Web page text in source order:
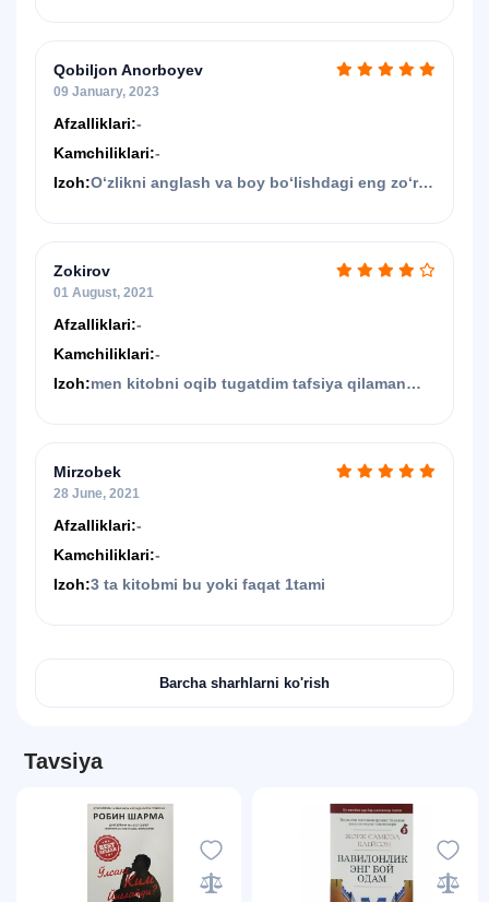
бугун олиб келинди лекин 2 та китоб ўрнига
1 та китоб олиб келди.
Qobiljon Anorboyev
09 January, 2023
Afzalliklari:-
Kamchiliklari:-
Izoh:Oʻzlikni anglash va boy boʻlishdagi eng zoʻr
Zokirov
01 August, 2021
Afzalliklari:-
Kamchiliklari:-
Izoh:men kitobni oqib tugatdim tafsiya qilaman
Mirzobek
28 June, 2021
Afzalliklari:-
Kamchiliklari:-
Izoh:
3 ta kitobmi bu yoki faqat 1tami
Barcha sharhlarni ko'rish
Tavsiya